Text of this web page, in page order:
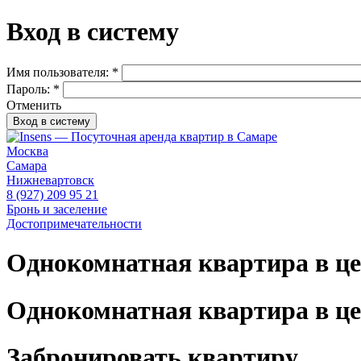
Вход в систему
Имя пользователя: *
Пароль: *
Отменить
Москва
Самара
Нижневартовск
8 (927) 209 95 21
Бронь и заселение
Достопримечательности
Однокомнатная квартира в
Однокомнатная квартира в